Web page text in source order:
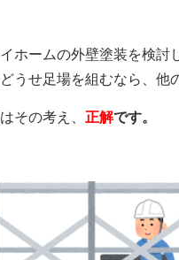
ホームの外壁塗装を検討
どうせ足場を組むなら、他
その考え、 正解です。